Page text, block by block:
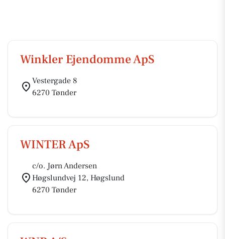
Winkler Ejendomme ApS
Vestergade 8
6270 Tønder
WINTER ApS
c/o. Jørn Andersen
Høgslundvej 12, Høgslund
6270 Tønder